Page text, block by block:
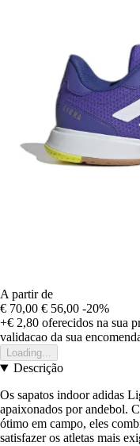
A partir de
€ 70,00 € 56,00 -20%
+€ 2,80 oferecidos na sua
validacao da sua
Loading...
Descrição
Os sapatos indoor adidas
apaixonados por andebol.
ótimo em campo, eles
satisfazer os atletas mais